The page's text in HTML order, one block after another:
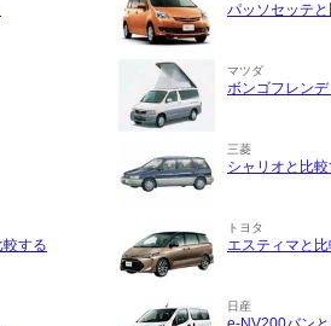
パッソセッテ
マツダ
ボンゴフレン
三菱
シャリオと比較
する
トヨタ
エスティマと比
日産